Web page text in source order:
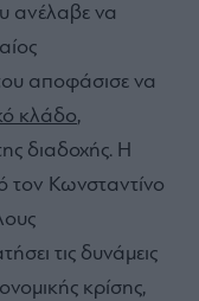
ανέλαβε να
αποφάσισε να
κλάδο,
διαδοχής. Η
τον Κωνσταντίνο
τις δυνάμεις
κρίσης,